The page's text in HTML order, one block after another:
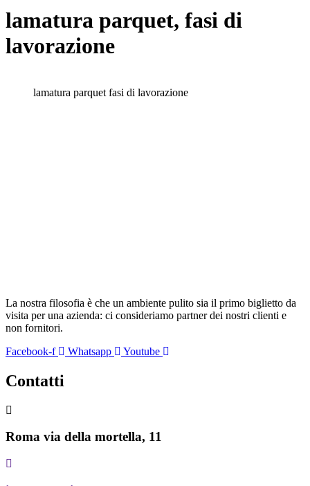
lamatura parquet, fasi di
lavorazione
lamatura parquet fasi di lavorazione
La nostra filosofia è che un ambiente pulito sia il primo biglietto da
visita per una azienda: ci consideriamo partner dei nostri clienti e
non fornitori.
Facebook-f
Whatsapp Youtube
Contatti
Roma via della mortella, 11